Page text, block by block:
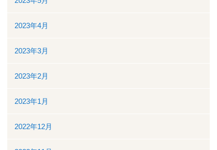
2023年4月
2023年3月
2023年2月
2023年1月
2022年12月